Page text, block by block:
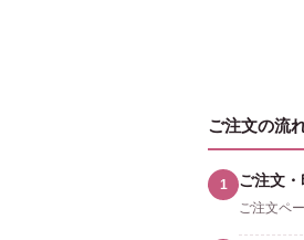
ご注文の流
1 ご注文
ご注文ペ